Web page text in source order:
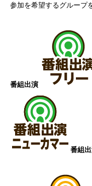
参加を希望するグループ
番組出演
番組